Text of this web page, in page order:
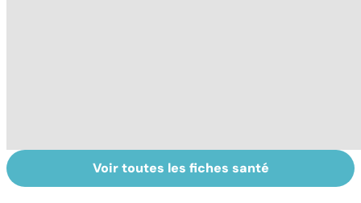
HPV : tout savoir
sur les
Retrouver du
tonus grâce aux
Voir toutes les fiches santé